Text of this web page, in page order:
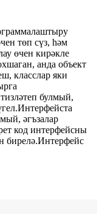
төп сүз, һәм
өчен кирәкле
анда объект
класслар яки
булмый,
әгъзалар
код интерфейсны
бирелә.Интерфейс